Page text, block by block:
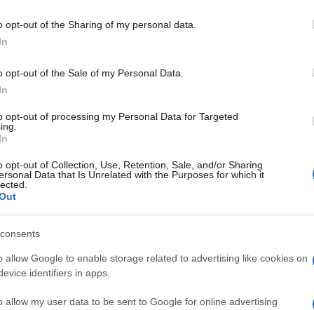
opt-out of the Sharing of my personal data.
opt-out of the Sale of my Personal Data.
opt-out of processing my Personal Data for Targeted
opt-out of Collection, Use, Retention, Sale, and/or Sharing
Data that Is Unrelated with the Purposes for which it
allow Google to enable storage related to advertising like cookies on
identifiers in apps.
allow my user data to be sent to Google for online advertising
najstarijih porodičnih kompanija su Hoši
hram koji je osnovan 578. godine.
je odredio da porodično bogatstvo mora
da sve prelazi u ruke najstarijeg sina.
je do velike potražnje za usvojenim
i on može da bude zamjenjen
imaju višak mlađih sinova, poslale su ih na
poslovne porodice se teško odriču starih
smanjio broj muških nasljednika.